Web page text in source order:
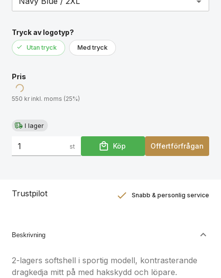
Vindtät. Den manliga modellen är 185 cm och bär
bär storlek S.
Tryck av logotyp?
Utan tryck Med tryck
Pris
550 kr inkl. moms (25%)
I lager
st Köp Offertförfrågan
Trustpilot Snabb & personlig service
Beskrivning
2-lagers softshell i sportig modell, kontrasterande
dragkedja mitt på med hakskydd och löpare.